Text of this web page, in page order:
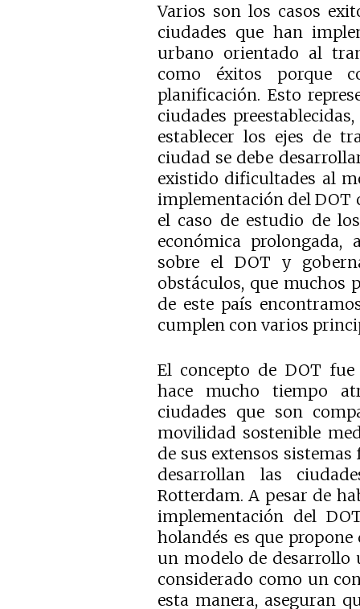
Varios son los casos
ciudades que han
urbano orientado al
como éxitos porque
planificación. Esto
ciudades
establecer los ejes de
ciudad se debe
existido dificultades al
implementación del DOT
el caso de estudio de
económica prolongada,
sobre el DOT y
obstáculos, que muchos
de este país
cumplen con varios
El concepto de DOT
hace mucho tiempo
ciudades que son
movilidad sostenible
de sus extensos
desarrollan las
Rotterdam. A pesar de
implementación del
holandés es que
un modelo de
considerado como un
esta manera, aseguran